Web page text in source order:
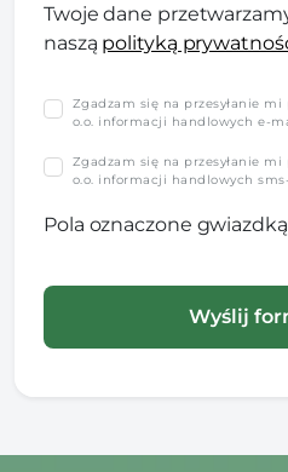
Twoje dane
naszą polityką
Zgadzam się na przesyłanie mi
o.o. informacji handlowych e-
Zgadzam się na przesyłanie mi
o.o. informacji handlowych
Pola oznaczone